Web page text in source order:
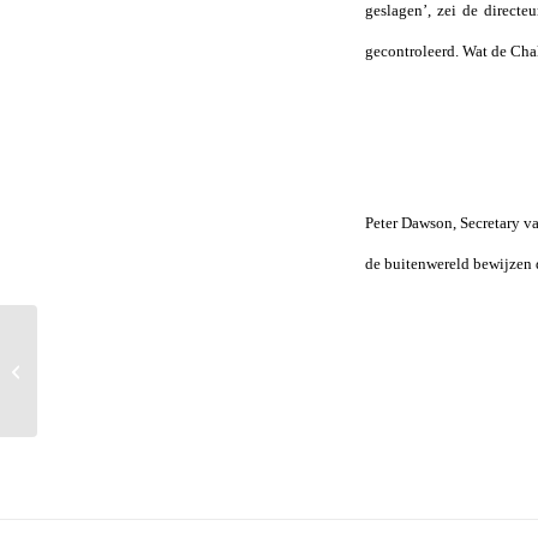
geslagen’, zei de
gecontroleerd. Wat de
Peter Dawson, Secretary
de buitenwereld bewijzen